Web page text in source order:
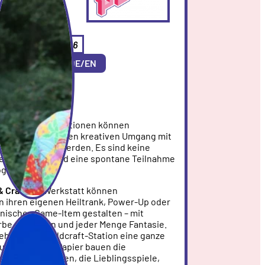
12, 2025
09:00 - 15:00
AREA 6
Workshop
DE/EN
Mitmachstationen können
rund um den kreativen Umgang mit
ausprobiert werden. Es sind keine
und eine spontane Teilnahme
Crafting-Werkstatt können
ihren eigenen Heiltrank, Power-Up oder
Game-Item gestalten – mit
Etiketten und jeder Menge Fantasie.
in der Worldcraft-Station eine ganze
Pappe und Papier bauen die
eigene Dioramen, die Lieblingsspiele,